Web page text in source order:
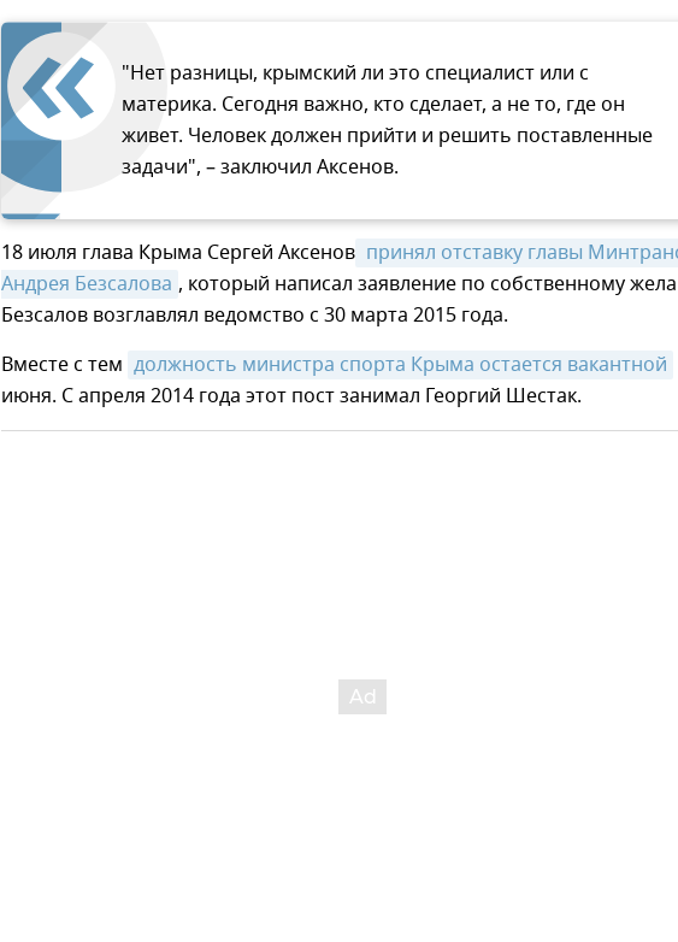
"Нет разницы, крымский ли это специалист или с
материка. Сегодня важно, кто сделает, а не то, где он
живет. Человек должен прийти и решить поставленные
задачи", – заключил Аксенов.
18 июля глава Крыма Сергей Аксенов принял отставку главы
Андрея Безсалова , который написал заявление по собственному
Безсалов возглавлял ведомство с 30 марта 2015 года.
Вместе с тем должность министра спорта Крыма остается вакантной
июня. С апреля 2014 года этот пост занимал Георгий Шестак.